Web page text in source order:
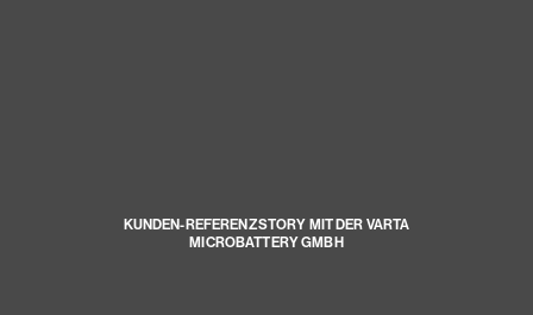
KUNDEN-REFERENZSTORY MIT DER VARTA
MICROBATTERY GMBH